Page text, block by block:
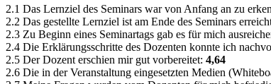
2.1 Das Lernziel des Seminars war von Anfang an zu
2.2 Das gestellte Lernziel ist am Ende des Seminars
2.3 Zu Beginn eines Seminartags gab es für mich
2.4 Die Erklärungsschritte des Dozenten konnte ich
2.5 Der Dozent erschien mir gut vorbereitet: 4,64
2.6 Die in der Veranstaltung eingesetzten Medien